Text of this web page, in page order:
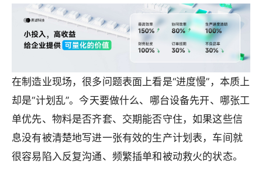
在制造业现场，很多问题表面上看是“进度慢”，本质上
却是“计划乱”。今天要做什么、哪台设备先开、哪张工
单优先、物料是否齐套、交期能否守住，如果这些信
息没有被清楚地写进一张有效的生产计划表，车间就
很容易陷入反复沟通、频繁插单和被动救火的状态。